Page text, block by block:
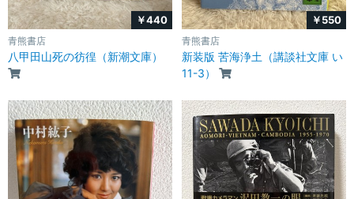
￥440
青熊書店
八甲田山死の彷徨（新潮文庫）
￥550
青熊書店
新装版 苦海浄土（講談社文庫 い
11-3）